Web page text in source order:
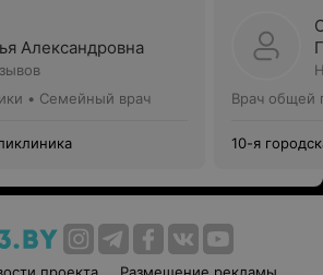
Александровна
• Семейный врач
Врач общей
10-я